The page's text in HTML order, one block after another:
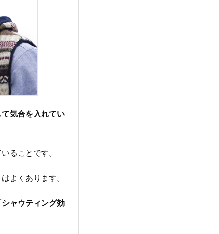
気合を入れてい
ることです。
よくあります。
シャウティング効